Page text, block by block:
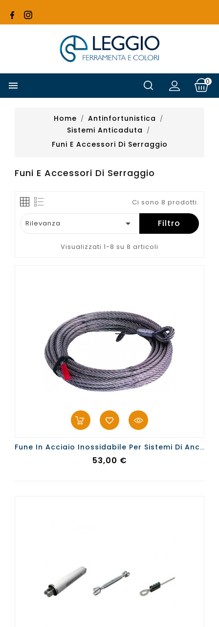
 0
Home
Antinfortunistica
Sistemi Anticaduta
Funi E Accessori Di Serraggio
Funi E Accessori Di Serraggio
Ci sono 8 prodotti.
Rilevanza  Filtro
Visualizzati 1-8 su 8 articoli
Fune In Acciaio Inossidabile Per Sistemi Di Ancoraggio Flessibili Tipo C
Prezzo
53,00 €